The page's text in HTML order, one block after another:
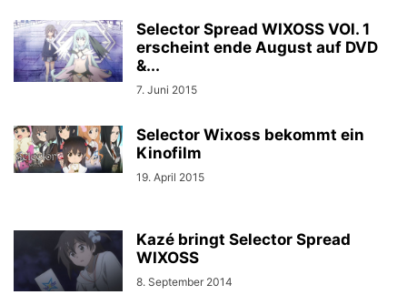
Selector Spread WIXOSS VOl. 1
erscheint ende August auf DVD
&...
7. Juni 2015
Selector Wixoss bekommt ein
Kinofilm
19. April 2015
Kazé bringt Selector Spread
WIXOSS
8. September 2014